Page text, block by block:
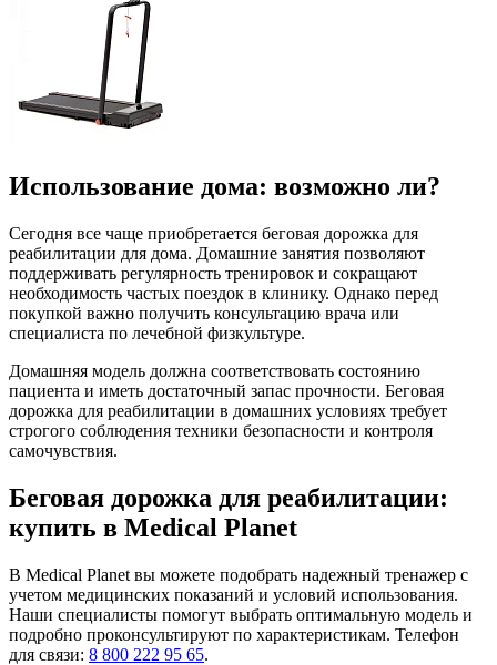
Использование дома: возможно ли?
Сегодня все чаще приобретается беговая дорожка для
реабилитации для дома. Домашние занятия позволяют
поддерживать регулярность тренировок и сокращают
необходимость частых поездок в клинику. Однако перед
покупкой важно получить консультацию врача или
специалиста по лечебной физкультуре.
Домашняя модель должна соответствовать состоянию
пациента и иметь достаточный запас прочности. Беговая
дорожка для реабилитации в домашних условиях требует
строгого соблюдения техники безопасности и контроля
самочувствия.
Беговая дорожка для реабилитации:
купить в Medical Planet
В Medical Planet вы можете подобрать надежный тренажер с
учетом медицинских показаний и условий использования.
Наши специалисты помогут выбрать оптимальную модель и
подробно проконсультируют по характеристикам. Телефон
для связи: 8 800 222 95 65.